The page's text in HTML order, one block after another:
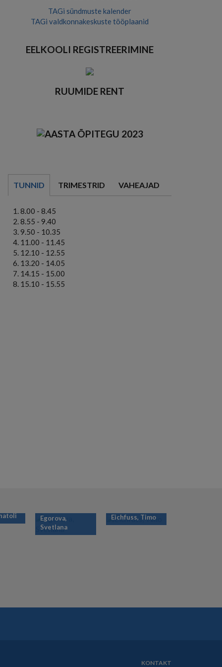
TAGi sündmuste kalender
TAGi valdkonnakeskuste tööplaanid
EELKOOLI REGISTREERIMINE
RUUMIDE RENT
TUNNID TRIMESTRID VAHEAJAD
8.00 - 8.45
8.55 - 9.40
9.50 - 10.35
11.00 - 11.45
12.10 - 12.55
13.20 - 14.05
14.15 - 15.00
15.10 - 15.55
Egorova,
Svetlana
Eichfuss, Timo
KONTAKT